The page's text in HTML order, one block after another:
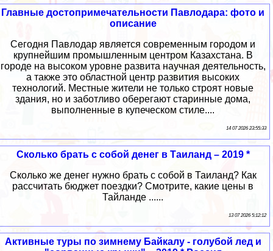
Главные достопримечательности Павлодара: фото и
описание
Сегодня Павлодар является современным городом и
крупнейшим промышленным центром Казахстана. В
городе на высоком уровне развита научная деятельность,
а также это областной центр развития высоких
технологий. Местные жители не только строят новые
здания, но и заботливо оберегают старинные дома,
выполненные в купеческом стиле....
14 07 2026 23:55:33
Сколько брать с собой денег в Таиланд – 2019 *
Сколько же денег нужно брать с собой в Таиланд? Как
рассчитать бюджет поездки? Смотрите, какие цены в
Тайланде ......
13 07 2026 5:12:12
Активные туры по зимнему Байкалу - голубой лед и